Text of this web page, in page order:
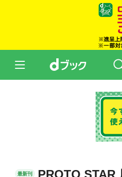
最新刊 PROTO STAR